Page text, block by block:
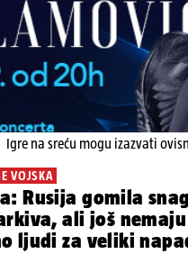
Igre na sreću mogu izazvati
VOJSKA
Rusija gomila
ali još nemaju
ljudi za veliki